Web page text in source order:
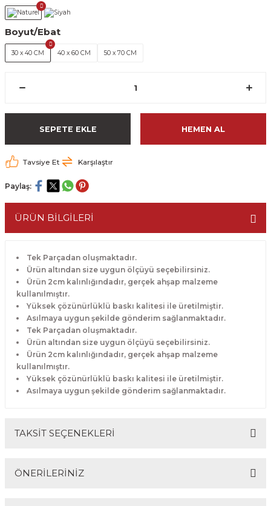
Boyut/Ebat
30 x 40 CM 40 x 60 CM 50 x 70 CM
SEPETE EKLE HEMEN AL
Tavsiye Et Karşılaştır
Paylaş:
ÜRÜN BİLGİLERİ
Tek Parçadan oluşmaktadır.
Ürün altından size uygun ölçüyü seçebilirsiniz.
Ürün 2cm kalınlığındadır, gerçek ahşap malzeme
kullanılmıştır.
Yüksek çözünürlüklü baskı kalitesi ile üretilmiştir.
Asılmaya uygun şekilde gönderim sağlanmaktadır.
Tek Parçadan oluşmaktadır.
Ürün altından size uygun ölçüyü seçebilirsiniz.
Ürün 2cm kalınlığındadır, gerçek ahşap malzeme
kullanılmıştır.
Yüksek çözünürlüklü baskı kalitesi ile üretilmiştir.
Asılmaya uygun şekilde gönderim sağlanmaktadır.
TAKSİT SEÇENEKLERİ
ÖNERİLERİNİZ